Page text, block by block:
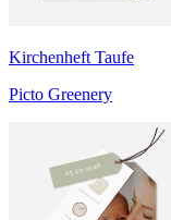
Kirchenheft Taufe
Picto Greenery